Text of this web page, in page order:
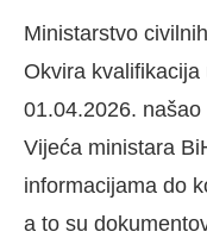
Ministarstvo
Okvira
01.04.2026.
Vijeća ministara
informacijama do
a to su